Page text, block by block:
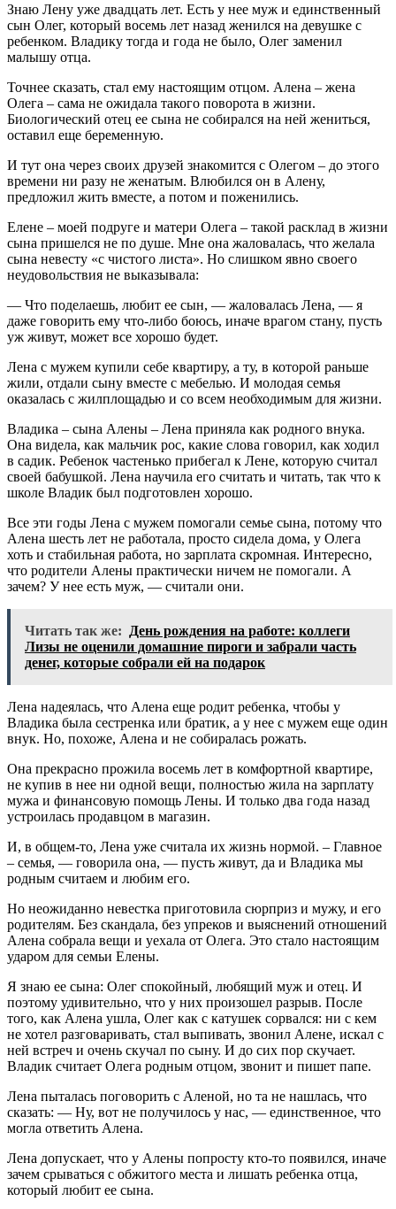
Знаю Лену уже двадцать лет. Есть у нее муж и единственный
сын Олег, который восемь лет назад женился на девушке с
ребенком. Владику тогда и года не было, Олег заменил
малышу отца.
Точнее сказать, стал ему настоящим отцом. Алена – жена
Олега – сама не ожидала такого поворота в жизни.
Биологический отец ее сына не собирался на ней жениться,
оставил еще беременную.
И тут она через своих друзей знакомится с Олегом – до этого
времени ни разу не женатым. Влюбился он в Алену,
предложил жить вместе, а потом и поженились.
Елене – моей подруге и матери Олега – такой расклад в жизни
сына пришелся не по душе. Мне она жаловалась, что желала
сына невесту «с чистого листа». Но слишком явно своего
неудовольствия не выказывала:
— Что поделаешь, любит ее сын, — жаловалась Лена, — я
даже говорить ему что-либо боюсь, иначе врагом стану, пусть
уж живут, может все хорошо будет.
Лена с мужем купили себе квартиру, а ту, в которой раньше
жили, отдали сыну вместе с мебелью. И молодая семья
оказалась с жилплощадью и со всем необходимым для жизни.
Владика – сына Алены – Лена приняла как родного внука.
Она видела, как мальчик рос, какие слова говорил, как ходил
в садик. Ребенок частенько прибегал к Лене, которую считал
своей бабушкой. Лена научила его считать и читать, так что к
школе Владик был подготовлен хорошо.
Все эти годы Лена с мужем помогали семье сына, потому что
Алена шесть лет не работала, просто сидела дома, у Олега
хоть и стабильная работа, но зарплата скромная. Интересно,
что родители Алены практически ничем не помогали. А
зачем? У нее есть муж, — считали они.
Читать так же:
День рождения на работе: коллеги
Лизы не оценили домашние пироги и забрали часть
денег, которые собрали ей на подарок
Лена надеялась, что Алена еще родит ребенка, чтобы у
Владика была сестренка или братик, а у нее с мужем еще один
внук. Но, похоже, Алена и не собиралась рожать.
Она прекрасно прожила восемь лет в комфортной квартире,
не купив в нее ни одной вещи, полностью жила на зарплату
мужа и финансовую помощь Лены. И только два года назад
устроилась продавцом в магазин.
И, в общем-то, Лена уже считала их жизнь нормой. – Главное
– семья, — говорила она, — пусть живут, да и Владика мы
родным считаем и любим его.
Но неожиданно невестка приготовила сюрприз и мужу, и его
родителям. Без скандала, без упреков и выяснений отношений
Алена собрала вещи и уехала от Олега. Это стало настоящим
ударом для семьи Елены.
Я знаю ее сына: Олег спокойный, любящий муж и отец. И
поэтому удивительно, что у них произошел разрыв. После
того, как Алена ушла, Олег как с катушек сорвался: ни с кем
не хотел разговаривать, стал выпивать, звонил Алене, искал с
ней встреч и очень скучал по сыну. И до сих пор скучает.
Владик считает Олега родным отцом, звонит и пишет папе.
Лена пыталась поговорить с Аленой, но та не нашлась, что
сказать: — Ну, вот не получилось у нас, — единственное, что
могла ответить Алена.
Лена допускает, что у Алены попросту кто-то появился, иначе
зачем срываться с обжитого места и лишать ребенка отца,
который любит ее сына.